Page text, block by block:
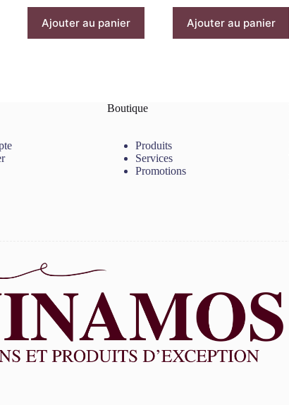
Ajouter au panier Ajouter au panier
Boutique
Produits
Services
Promotions